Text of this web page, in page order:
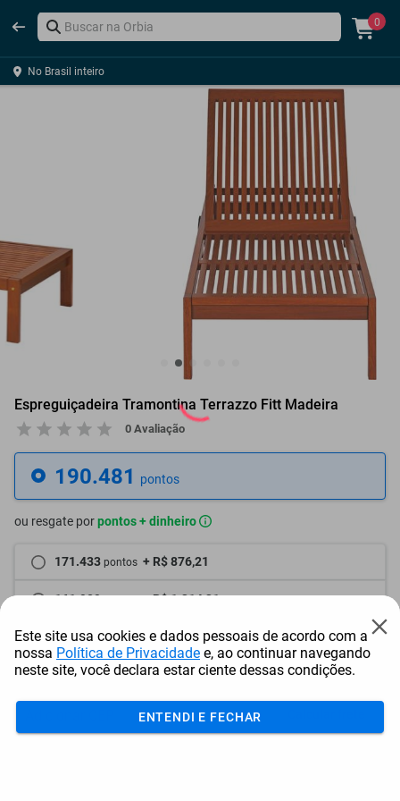
0
No Brasil inteiro
Espreguiçadeira Tramontina Terrazzo Fitt Madeira
0 Avaliação
190.481 pontos
ou resgate porpontos + dinheiro
171.433 pontos + R$ 876,21
161.909 + R$ 1.314,31
152.385 pontos + R$ 1.752,42
Este site usa cookies e dados pessoais de acordo com a
nossa Política de Privacidade e, ao continuar navegando
neste site, você declara estar ciente dessas condições.
ENTENDI E FECHAR